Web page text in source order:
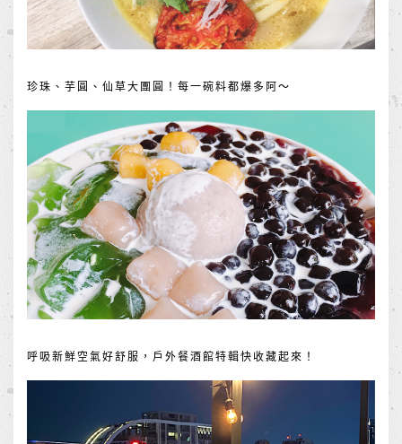
珍珠、芋圓、仙草大團圓！每一碗料都爆多阿～
呼吸新鮮空氣好舒服，戶外餐酒館特輯快收藏起來！